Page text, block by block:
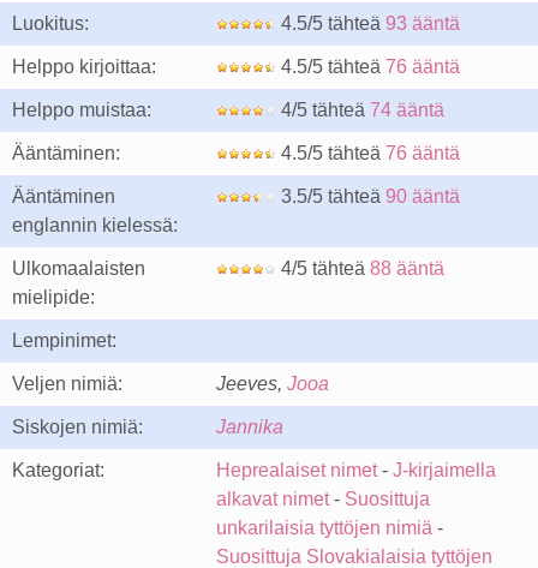
Luokitus: 4.5/5 tähteä 93 ääntä
Helppo kirjoittaa: 4.5/5 tähteä 76 ääntä
Helppo muistaa: 4/5 tähteä 74 ääntä
Ääntäminen: 4.5/5 tähteä 76 ääntä
Ääntäminen
englannin kielessä:
3.5/5 tähteä 90 ääntä
Ulkomaalaisten
mielipide:
4/5 tähteä 88 ääntä
Lempinimet:
Veljen nimiä: Jeeves, Jooa
Siskojen nimiä: Jannika
Kategoriat: Heprealaiset nimet- J-kirjaimella
alkavat nimet- Suosittuja
unkarilaisia tyttöjen nimiä -
Suosittuja Slovakialaisia tyttöjen